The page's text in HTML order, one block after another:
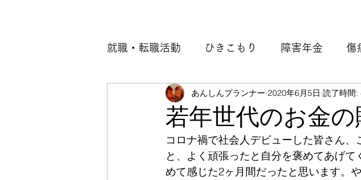
就職・転職活動 ひきこもり 障害年金 傷
生活保護 生活 雇用保険
金銭管理 職業訓練 会社案内 老後
若年世代のお金
あんしんプランナー 2020年6月5日 読了時間:
コロナ禍で社会人デビューした皆さん
と、よく頑張ったと自分を褒めてあげ
めて感じた2ヶ月間だったと思います。